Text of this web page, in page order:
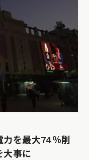
力を最大74％削
大事に